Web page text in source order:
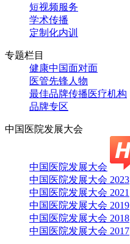
短视频服务
学术传播
定制化内训
专题栏目
健康中国面对面
医管先锋人物
最佳品牌传播医疗机构
品牌专区
中国医院发展大会
中国医院发展大会
中国医院发展大会 2023
中国医院发展大会 2021
中国医院发展大会 2019
中国医院发展大会 2018
中国医院发展大会 2017